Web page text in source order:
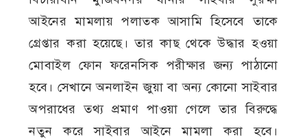
আইনের মামলায় পলাতক আসামি হিসেবে তাকে
গ্রেপ্তার করা হয়েছে। তার কাছ থেকে উদ্ধার হওয়া
মোবাইল ফোন ফরেনসিক পরীক্ষার জন্য পাঠানো
হবে। সেখানে অনলাইন জুয়া বা অন্য কোনো সাইবার
অপরাধের তথ্য প্রমাণ পাওয়া গেলে তার বিরুদ্ধে
নতুন করে সাইবার আইনে মামলা করা হবে।